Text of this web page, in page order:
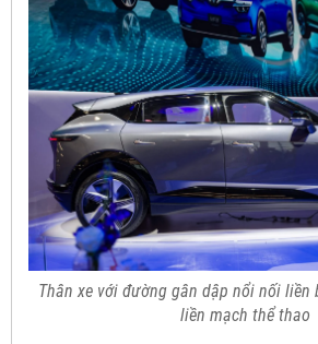
Thân xe với đường gân dập nổi nối liền
liền mạch thể thao